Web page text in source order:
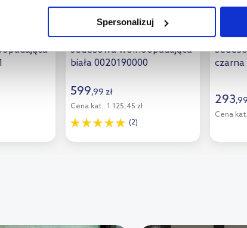
ich przepisy, przejdź do zakładek „Informacje o plikach
Spersonalizuj
Dostępność:24h!
Duravit ME by Starck deska
sedesowa wolnoopadająca
biała 0020190000
599,99 zł
Cena kat.: 1 125,45 zł
(2)
czarna
293,99
Cena